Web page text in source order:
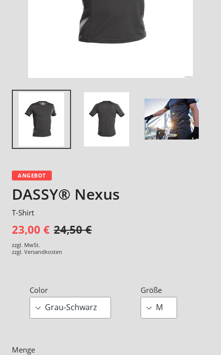
ANGEBOT
DASSY® Nexus
T-Shirt
23,00 € 24,50 €
zzgl. MwSt.
zzgl. Versandkosten
Color Größe
Menge